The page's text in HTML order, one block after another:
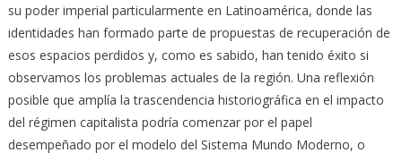
su poder imperial particularmente en Latinoamérica, donde las
identidades han formado parte de propuestas de recuperación de
esos espacios perdidos y, como es sabido, han tenido éxito si
observamos los problemas actuales de la región. Una reflexión
posible que amplía la trascendencia historiográfica en el impacto
del régimen capitalista podría comenzar por el papel
desempeñado por el modelo del Sistema Mundo Moderno, o